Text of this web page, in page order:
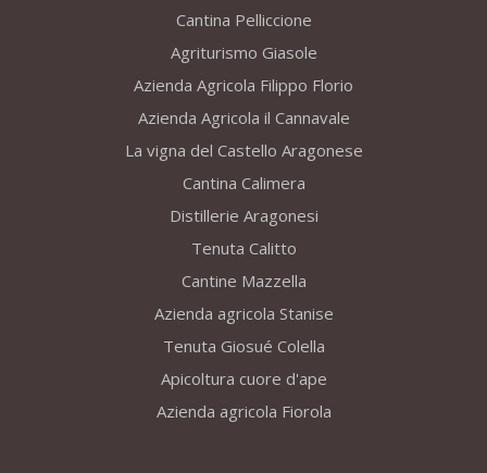
Cantina Pelliccione
Agriturismo Giasole
Azienda Agricola Filippo Florio
Azienda Agricola il Cannavale
La vigna del Castello Aragonese
Cantina Calimera
Distillerie Aragonesi
Tenuta Calitto
Cantine Mazzella
Azienda agricola Stanise
Tenuta Giosué Colella
Apicoltura cuore d'ape
Azienda agricola Fiorola